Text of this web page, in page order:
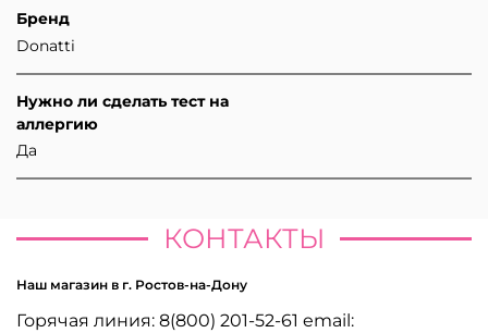
Бренд
Donatti
Нужно ли сделать тест на
аллергию
Да
КОНТАКТЫ
Наш магазин в г. Ростов-на-Дону
Горячая линия: 8(800) 201-52-61 email: